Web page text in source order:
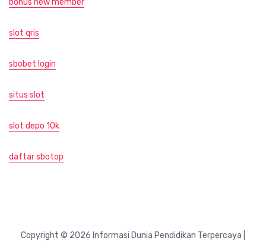
bonus new member
slot qris
sbobet login
situs slot
slot depo 10k
daftar sbotop
Copyright © 2026 Informasi Dunia Pendidikan Terpercaya |